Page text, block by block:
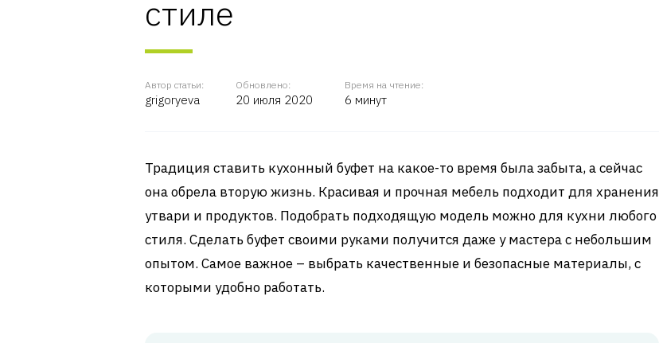
стиле
Автор статьи:
grigoryeva
Обновлено:
20 июля 2020
Время на чтение:
6 минут
Традиция ставить кухонный буфет на какое-то время была забыта, а сейчас
она обрела вторую жизнь. Красивая и прочная мебель подходит для хранения
утвари и продуктов. Подобрать подходящую модель можно для кухни любого
стиля. Сделать буфет своими руками получится даже у мастера с небольшим
опытом. Самое важное – выбрать качественные и безопасные материалы, с
которыми удобно работать.